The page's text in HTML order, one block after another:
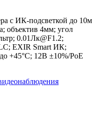
с ИК-подсветкой до 10м
объектив 4мм; угол
0.01Лк@F1.2;
EXIR Smart ИК;
+45°C; 12В ±10%/PoE